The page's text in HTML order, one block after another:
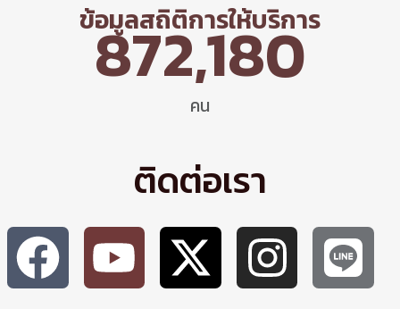
ข้อมูลสถิติการให้บริการ
คน
872,180
ติดต่อเรา